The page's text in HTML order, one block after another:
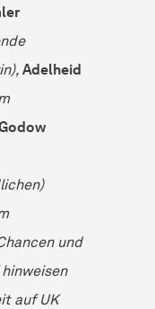
Adelheid
und
auf UK